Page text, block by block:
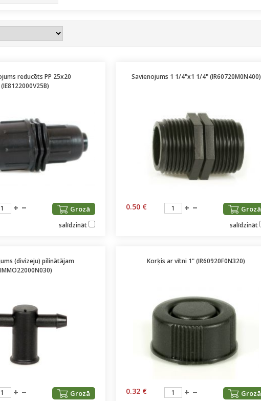
reducēts PP 25x20
(IE8122000V25B)
Grozā
salīdzināt
Savienojums 1 1/4"x1 1/4" (IR60720M0N400)
0.50 € Grozā
salīdzināt
(divizeju) pilinātājam
Grozā
Korķis ar vītni 1" (IR60920F0N320)
0.32 € Grozā